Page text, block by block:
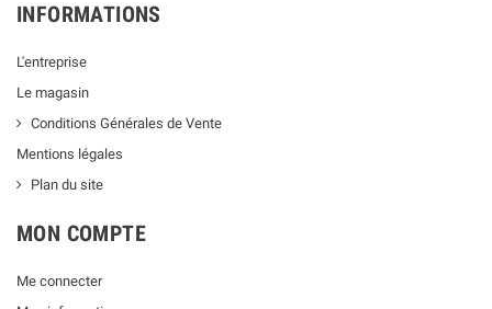
INFORMATIONS
L'entreprise
Le magasin
Conditions Générales de Vente
Mentions légales
Plan du site
MON COMPTE
Me connecter